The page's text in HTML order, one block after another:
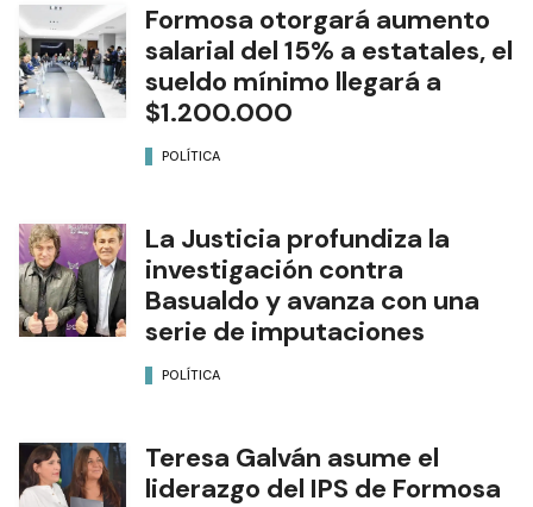
Formosa otorgará aumento
salarial del 15% a estatales, el
sueldo mínimo llegará a
$1.200.000
POLÍTICA
La Justicia profundiza la
investigación contra
Basualdo y avanza con una
serie de imputaciones
POLÍTICA
Teresa Galván asume el
liderazgo del IPS de Formosa